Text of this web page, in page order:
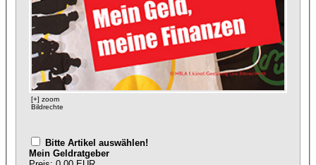
[+] zoom
Bildrechte
Bitte Artikel auswählen!
Mein Geldratgeber